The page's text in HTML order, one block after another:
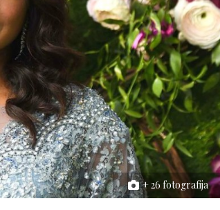
+ 26 fotografija